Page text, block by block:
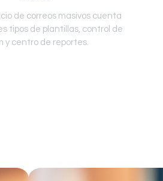
de correos masivos cuenta
tipos de plantillas, control de
y centro de reportes.